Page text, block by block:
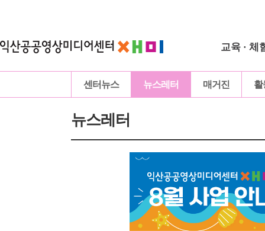
교육 · 체
센터뉴스 뉴스레터 매거진 활
뉴스레터